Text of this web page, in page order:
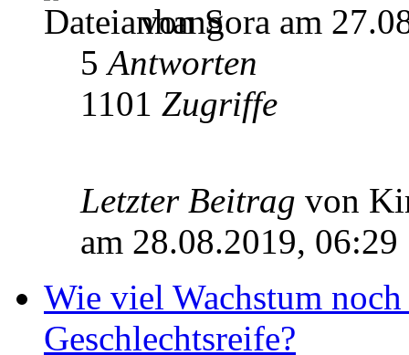
von Sora am
5Antworten
1101 Zugriffe
Letzter Beitrag von
am 28.08.2019, 06:29
Wie viel Wachstum
Geschlechtsreife?